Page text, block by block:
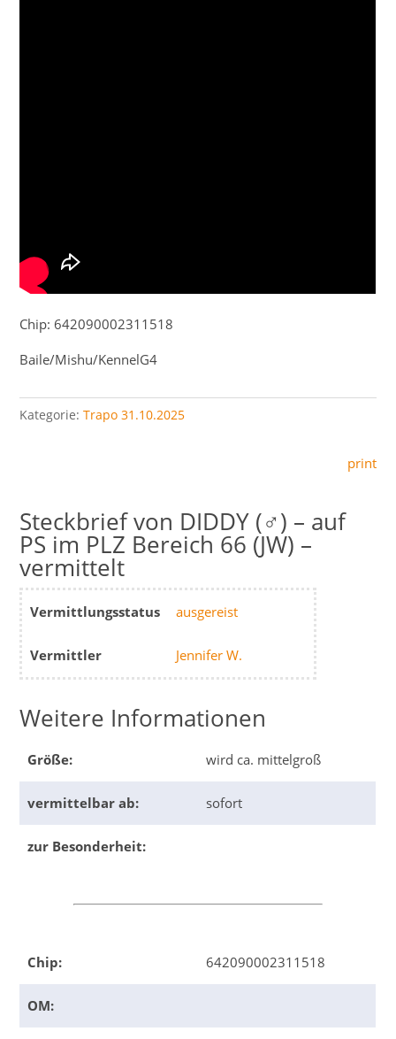
Chip: 642090002311518
Baile/Mishu/KennelG4
Kategorie:Trapo 31.10.2025
print
DIDDY (♂) – auf
PS im PLZ Bereich 66 (JW) –
vermittelt
Vermittlungsstatus ausgereist
Vermittler Jennifer W.
Weitere Informationen
Größe: wird ca. mittelgroß
vermittelbar ab: sofort
zur Besonderheit:
Chip: 642090002311518
OM: